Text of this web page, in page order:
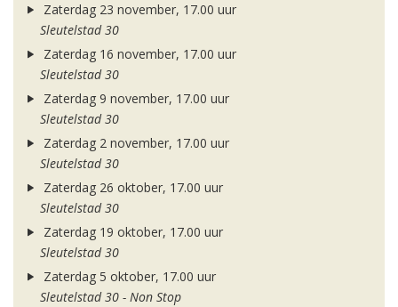
Zaterdag 23 november, 17.00 uur
Sleutelstad 30
Zaterdag 16 november, 17.00 uur
Sleutelstad 30
Zaterdag 9 november, 17.00 uur
Sleutelstad 30
Zaterdag 2 november, 17.00 uur
Sleutelstad 30
Zaterdag 26 oktober, 17.00 uur
Sleutelstad 30
Zaterdag 19 oktober, 17.00 uur
Sleutelstad 30
Zaterdag 5 oktober, 17.00 uur
Sleutelstad 30 - Non Stop